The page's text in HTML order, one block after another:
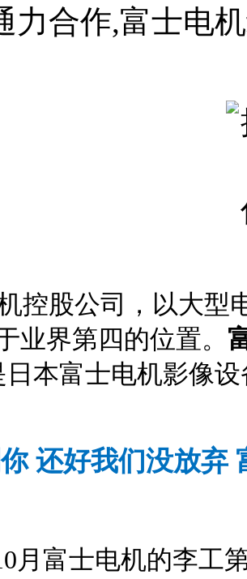
力合作,富士电
控股公司，以大型
业界第四的位置。
日本富士电机影像
还好我们没放弃
月富士电机的李工